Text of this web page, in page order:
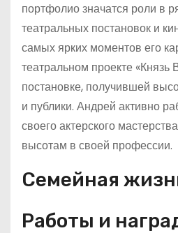
портфолио значатся роли в
театральных постановок и
самых ярких моментов его
театральном проекте «Князь
постановке, получившей
и публики. Андрей активно
своего актерского
высотам в своей профессии.
Семейная
Работы и